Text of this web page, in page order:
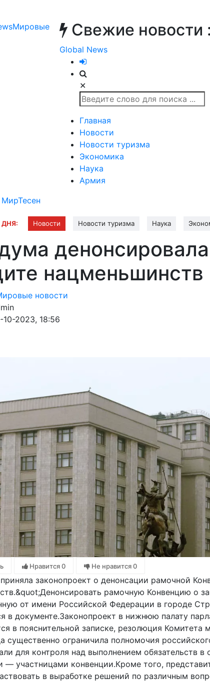
Мировые
Свежие новости :
Global News
✕
Главная
Новости
Новости туризма
Экономика
Наука
Армия
Новости Новости туризма Наука
нацменьшинств
новости
10-2023, 18:56
Нравится0 Не нравится0
законопроект о денонсации рамочной
рамочную Конвенцию о
от имени Российской Федерации в городе
в документе.Законопроект в нижнюю палату
в пояснительной записке, резолюция
существенно ограничила полномочия
для контроля над выполнением обязательств
— участницами конвенции.Кроме того,
в выработке решений по различным